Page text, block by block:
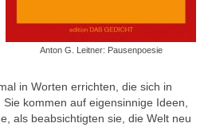
Anton G. Leitner: Pausenpoesie
in Worten errichten, die sich in
kommen auf eigensinnige Ideen,
als beabsichtigten sie, die Welt neu